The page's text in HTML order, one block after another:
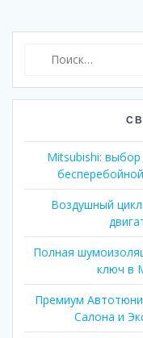
Mitsubishi:
Воздушный
Полная
ключ в
Премиум
Салона и